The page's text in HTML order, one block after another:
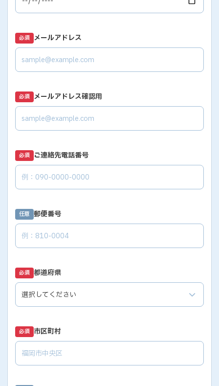
必須 メールアドレス
必須 メールアドレス確認用
必須 ご連絡先電話番号
任意 郵便番号
必須 都道府県
必須 市区町村